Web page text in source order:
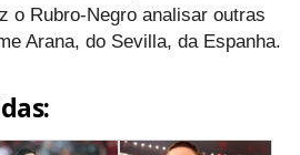
o Rubro-Negro analisar outras
Arana, do Sevilla, da Espanha.